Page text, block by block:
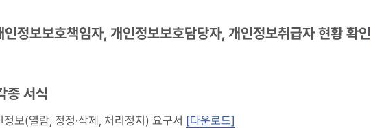
인정보보호책임자, 개인정보보호담당자, 개인정보취급자 현황 확인
종 서식
정보(열람, 정정·삭제, 처리정지) 요구서 [다운로드]